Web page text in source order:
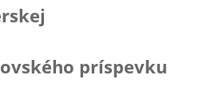
príspevku